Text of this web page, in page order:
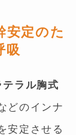
安定のた
吸
テラル胸式
どのインナ
安定させる